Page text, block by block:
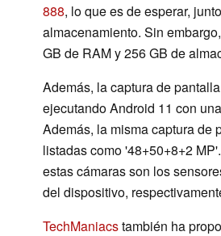
888, lo que es de esperar,
almacenamiento. Sin
GB de RAM y 256 GB de
Además, la captura de
ejecutando Android 11 con
Además, la misma captura de
listadas como '48+50+8+2
estas cámaras son los
del dispositivo,
TechManiacstambién ha